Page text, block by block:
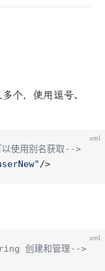
个，使用逗号、
xml
使用别名获取-->
/>
xml
创建和管理-->